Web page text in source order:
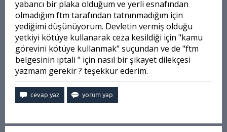
yabancı bir plaka olduğum ve yerli esnafından
olmadığım ftm tarafından tatnınmadığım için
yediğimi düşünüyorum. Devletin vermiş olduğu
yetkiyi kötüye kullanarak ceza kesildiği için "kamu
görevini kötüye kullanmak" suçundan ve de "ftm
belgesinin iptali " için nasıl bir şikayet dilekçesi
yazmam gerekir ? teşekkür ederim.